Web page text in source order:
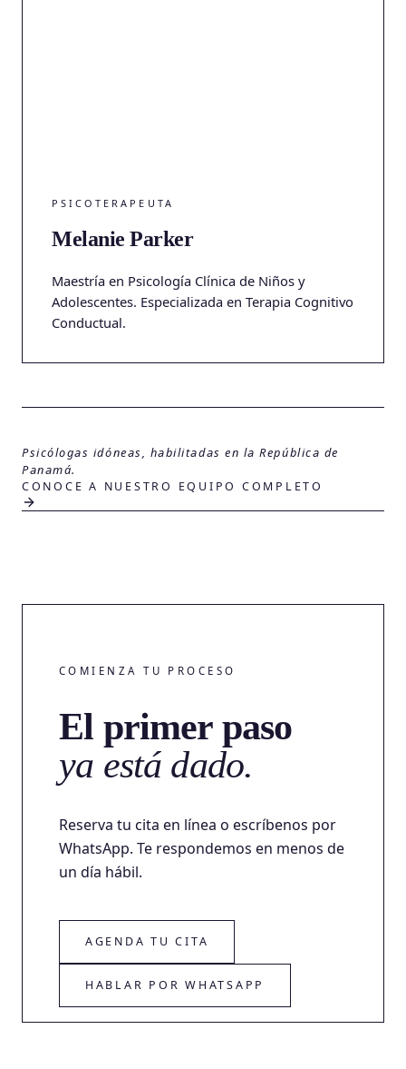
PSICOTERAPEUTA
Melanie Parker
Maestría en Psicología Clínica de Niños y
Adolescentes. Especializada en Terapia Cognitivo
Conductual.
Psicólogas idóneas, habilitadas en la República de
Panamá.
CONOCE A NUESTRO EQUIPO COMPLETO
COMIENZA TU PROCESO
El primer paso
ya está dado.
Reserva tu cita en línea o escríbenos por
WhatsApp. Te respondemos en menos de
un día hábil.
AGENDA TU CITA
HABLAR POR WHATSAPP